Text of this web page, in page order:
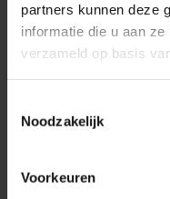
partners kunnen deze
informatie die u aan
verzameld op basis
Noodzakelijk
Voorkeuren
Lees dit artikel